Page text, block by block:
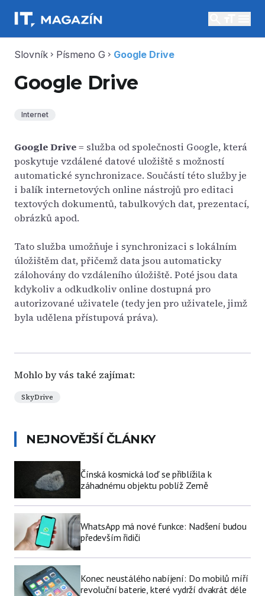
Slovník chevron_right Písmeno G chevron_right Google Drive
Google Drive
Internet
Google Drive= služba od společnosti Google, která
poskytuje vzdálené datové uložiště s možností
automatické synchronizace. Součástí této služby je
i balík internetových online nástrojů pro editaci
textových dokumentů, tabulkových dat, prezentací,
obrázků apod.
Tato služba umožňuje i synchronizaci s lokálním
úložištěm dat, přičemž data jsou automaticky
zálohovány do vzdáleního úložiště. Poté jsou data
kdykoliv a odkudkoliv online dostupná pro
autorizované uživatele (tedy jen pro uživatele, jimž
byla udělena přístupová práva).
Mohlo by vás také zajímat:
SkyDrive
NEJNOVĚJŠÍ ČLÁNKY
Čínská kosmická loď se přiblížila k
záhadnému objektu poblíž Země
WhatsApp má nové funkce: Nadšení budou
především řidiči
Konec neustálého nabíjení: Do mobilů míří
revoluční baterie, které vydrží dvakrát déle